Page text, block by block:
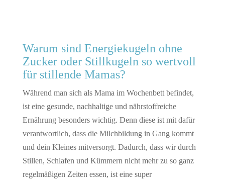
Warum sind Energiekugeln ohne
Zucker oder Stillkugeln so wertvoll
für stillende Mamas?
Während man sich als Mama im Wochenbett befindet,
ist eine gesunde, nachhaltige und nährstoffreiche
Ernährung besonders wichtig. Denn diese ist mit dafür
verantwortlich, dass die Milchbildung in Gang kommt
und dein Kleines mitversorgt. Dadurch, dass wir durch
Stillen, Schlafen und Kümmern nicht mehr zu so ganz
regelmäßigen Zeiten essen, ist eine super